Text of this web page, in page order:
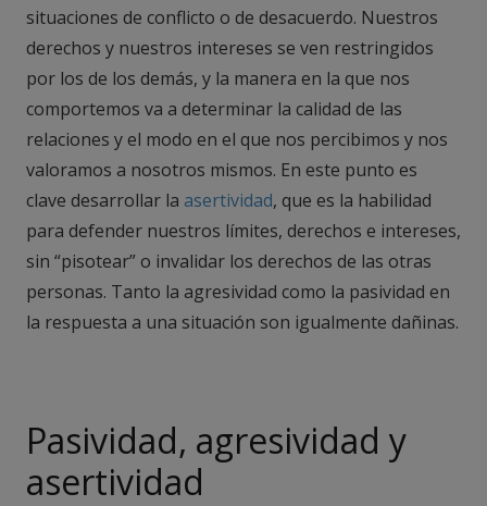
situaciones de conflicto o de desacuerdo. Nuestros
derechos y nuestros intereses se ven restringidos
por los de los demás, y la manera en la que nos
comportemos va a determinar la calidad de las
relaciones y el modo en el que nos percibimos y nos
valoramos a nosotros mismos. En este punto es
clave desarrollar la asertividad, que es la habilidad
para defender nuestros límites, derechos e intereses,
sin “pisotear” o invalidar los derechos de las otras
personas. Tanto la agresividad como la pasividad en
la respuesta a una situación son igualmente dañinas.
Pasividad, agresividad y
asertividad